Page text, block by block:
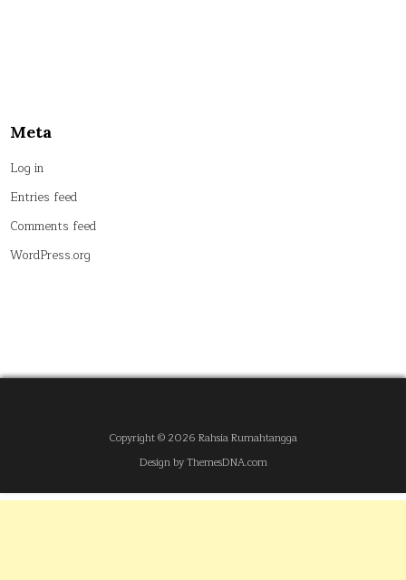
Meta
Log in
Entries feed
Comments feed
WordPress.org
Copyright © 2026 Rahsia Rumahtangga
Design by ThemesDNA.com